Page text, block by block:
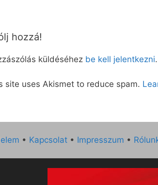
hozzá!
küldéséhez be kell jelentkezni.
site uses Akismet to reduce spam.
• Kapcsolat • Impresszum •